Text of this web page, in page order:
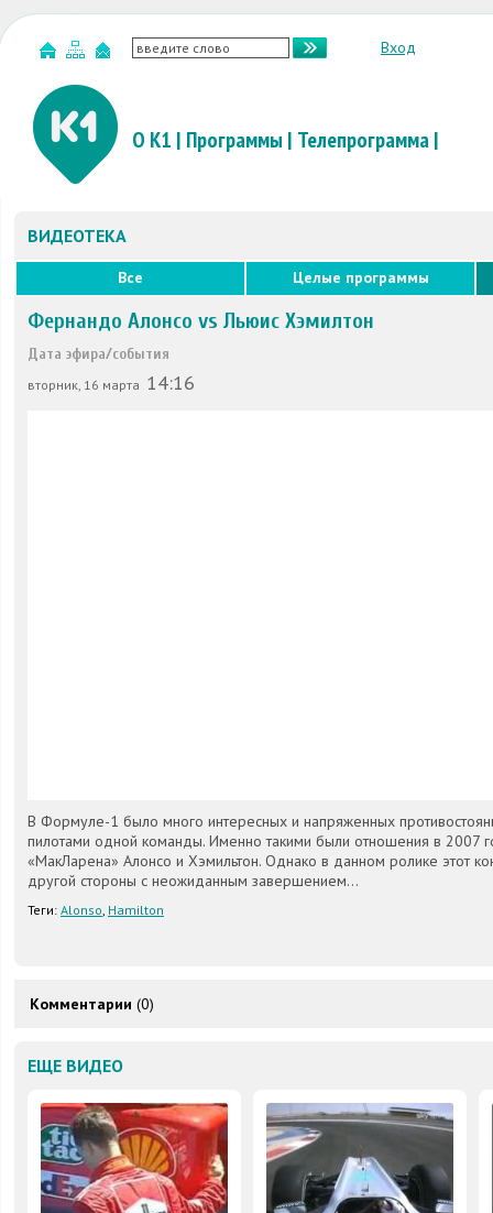
Вход
О К1 | Программы | Телепрограмма|
ВИДЕОТЕКА
Все Целые программы
Фернандо Алонсо vs Льюис Хэмилтон
Дата эфира/события
вторник, 16 марта 14:16
В Формуле-1 было много интересных и напряженных
пилотами одной команды. Именно такими были отношения в 2007
«МакЛарена» Алонсо и Хэмильтон. Однако в данном ролике этот
другой стороны с неожиданным завершением...
Теги: Alonso, Hamilton
Комментарии (0)
ЕЩЕ ВИДЕО